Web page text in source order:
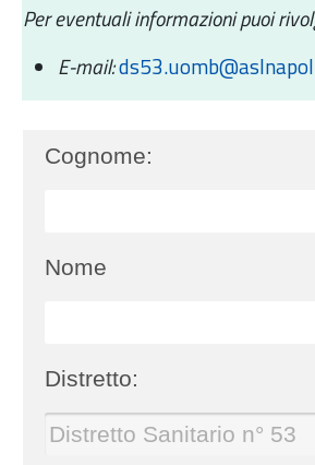
Per eventuali informazioni puoi
E-mail:
Cognome:
Nome
Distretto:
Distretto Sanitario n° 53